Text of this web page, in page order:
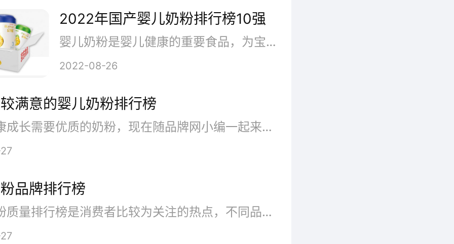
氏婴儿奶粉
2022年国产婴儿奶粉排行榜10强
婴儿奶粉是婴儿健康的重要食品，为宝宝选择好的适合的奶粉是很多父母的头等大事。很多父母关心奶粉的质量和安全，也关心婴儿奶粉排行榜。亲亲宝贝网小编以婴儿喜爱的口味为第一标准，来介绍2022年国产婴儿奶粉排行榜10强。当然也是要根据经济实力购买相应价格的婴儿奶粉。
2022-08-26
满意的婴儿奶粉排行榜
宝宝健康成长需要优质的奶粉，现在随品牌网小编一起来看看婴儿奶粉品牌有哪些?妈妈比较满意的婴儿奶粉排行榜十大排行榜吧!1...
品牌排行榜
婴儿奶粉质量排行榜是消费者比较为关注的热点，不同品牌的奶粉各有不同的营养成分，绝大多数都以母乳成分作为参考标准的。根据奶粉关注、...